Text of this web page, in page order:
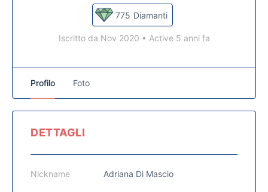
775 Diamanti
Iscritto da Nov 2020 • Active 5 anni fa
Profilo Foto
DETTAGLI
Nickname Adriana Di Mascio